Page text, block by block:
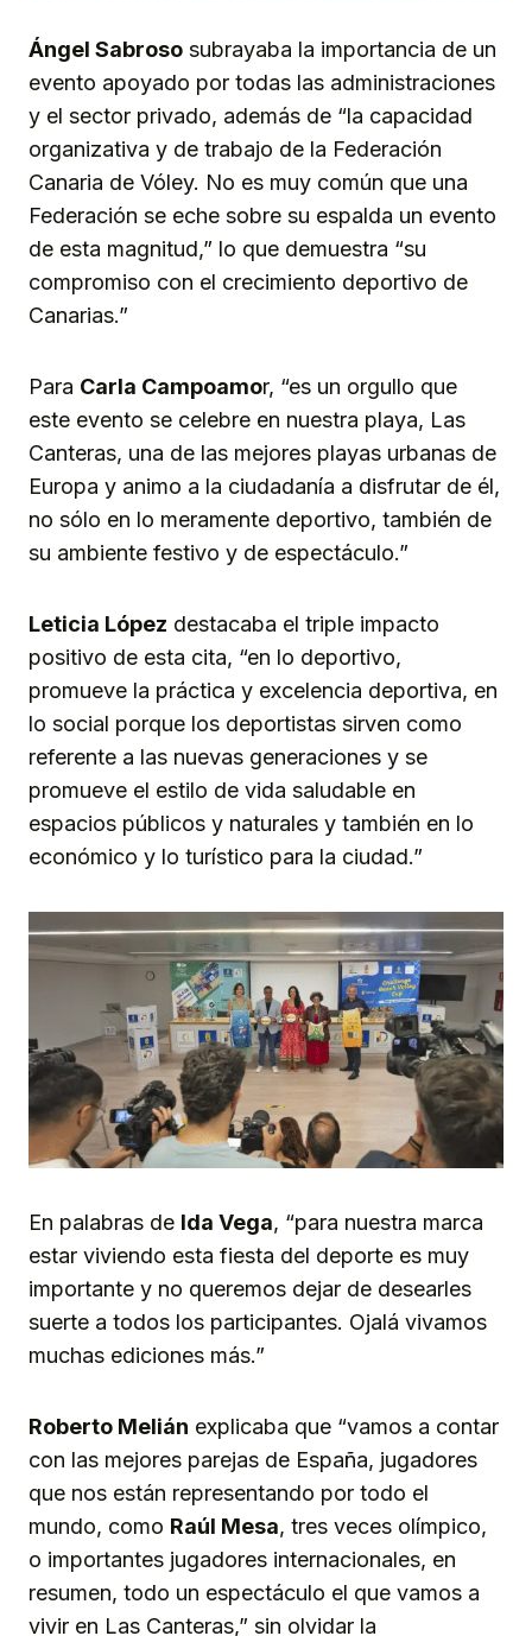
Ángel Sabroso subrayaba la importancia de un
evento apoyado por todas las administraciones
y el sector privado, además de “la capacidad
organizativa y de trabajo de la Federación
Canaria de Vóley. No es muy común que una
Federación se eche sobre su espalda un evento
de esta magnitud,” lo que demuestra “su
compromiso con el crecimiento deportivo de
Canarias.”
Para Carla Campoamor, “es un orgullo que
este evento se celebre en nuestra playa, Las
Canteras, una de las mejores playas urbanas de
Europa y animo a la ciudadanía a disfrutar de él,
no sólo en lo meramente deportivo, también de
su ambiente festivo y de espectáculo.”
Leticia López destacaba el triple impacto
positivo de esta cita, “en lo deportivo,
promueve la práctica y excelencia deportiva, en
lo social porque los deportistas sirven como
referente a las nuevas generaciones y se
promueve el estilo de vida saludable en
espacios públicos y naturales y también en lo
económico y lo turístico para la ciudad.”
En palabras de Ida Vega, “para nuestra marca
estar viviendo esta fiesta del deporte es muy
importante y no queremos dejar de desearles
suerte a todos los participantes. Ojalá vivamos
muchas ediciones más.”
Roberto Melián explicaba que “vamos a contar
con las mejores parejas de España, jugadores
que nos están representando por todo el
mundo, como Raúl Mesa, tres veces olímpico,
o importantes jugadores internacionales, en
resumen, todo un espectáculo el que vamos a
vivir en Las Canteras,” sin olvidar la